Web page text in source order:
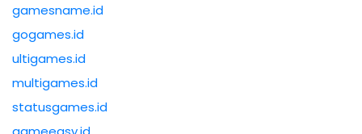
gamesname.id
gogames.id
ultigames.id
multigames.id
statusgames.id